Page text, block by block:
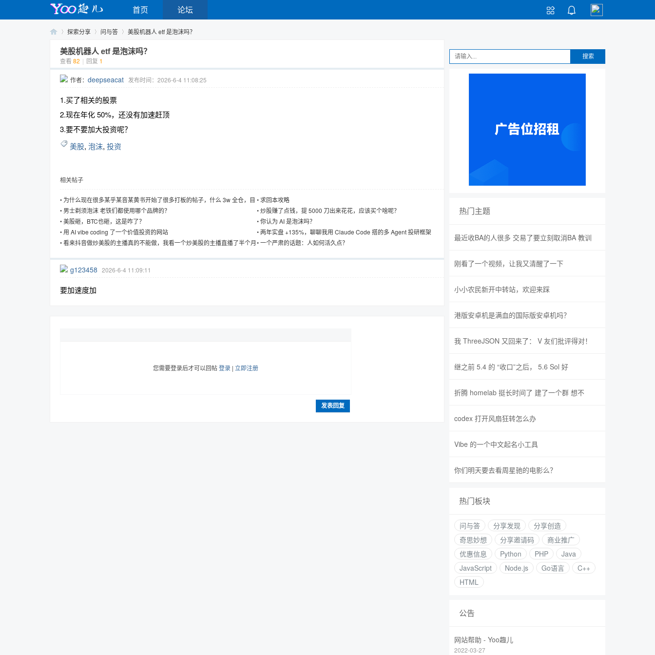


首页 论坛
探索分享 问与答 美股机器人 etf 是泡沫吗？
美股机器人 etf 是泡沫吗？
查看 82 | 回复 1
作者： deepseacat 发布时间：2026-6-4 11:08:25
1.买了相关的股票
2.现在年化 50%，还没有加速赶顶
3.要不要加大投资呢？
美股, 泡沫, 投资
相关帖子
• 为什么现在很多某乎某音某黄书开始了很多打板的帖子，什么 3w 全仓，目
标 30w。50w 全仓打满。目标 100w 等等
•求回本攻略
•男士剃须泡沫 老铁们都使用哪个品牌的？ •炒股赚了点钱，提 5000 刀出来花花，应该买个啥呢？
•美股砸，BTC也砸，这是咋了？ •你认为 AI 是泡沫吗？
• 用 AI vibe coding 了一个价值投资的网站 •两年实盘 +135%，聊聊我用 Claude Code 搭的多 Agent 投研框架
•看来抖音做炒美股的主播真的不能做，我看一个炒美股的主播直播了半个月•一个严肃的话题：人如何活久点？
g123458 2026-6-4 11:09:11
要加速度加
您需要登录后才可以回帖登录 | 立即注册
发表回复
搜索
热门主题
最近收BA的人很多 交易了要立刻取消BA 教训
刚看了一个视频，让我又清醒了一下
小小农民新开中转站，欢迎来踩
港版安卓机是满血的国际版安卓机吗？
我 ThreeJSON 又回来了： V 友们批评得对！
继之前 5.4 的 “收口”之后， 5.6 Sol 好
折腾 homelab 挺长时间了 建了一个群 想不
codex 打开风扇狂转怎么办
Vibe 的一个中文起名小工具
你们明天要去看周星驰的电影么？
热门板块
问与答 分享发现
分享创造
奇思妙想
分享邀请码
商业推广
优惠信息
Python PHP
Java
JavaScript
Node.js Go语言
C++
HTML
公告
网站帮助 - Yoo趣儿
2022-03-27